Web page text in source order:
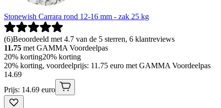
Stonewish Carrara rond 12-16 mm - zak 25 kg
(6)Beoordeeld met 4.7 van de 5 sterren, 6 klantreviews
11.75 met GAMMA Voordeelpas
20% korting20% korting
20% korting, voordeelprijs: 11.75 euro met GAMMA Voordeelpas
14.69
Prijs: 14.69 euro